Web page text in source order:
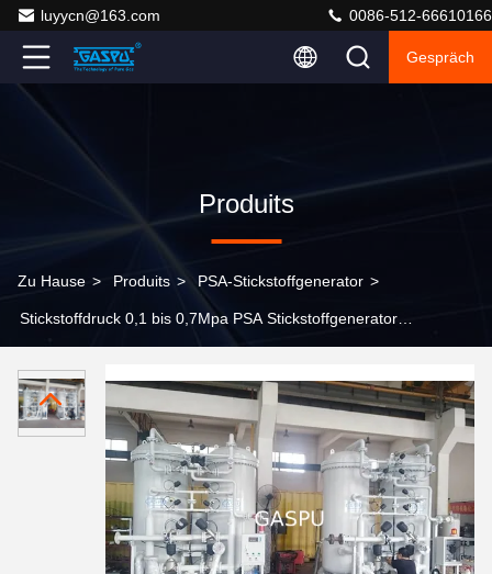
luyycn@163.com 0086-512-66610166
Gespräch
Produits
Zu Hause > Produits > PSA-Stickstoffgenerator >
Stickstoffdruck 0,1 bis 0,7Mpa PSA Stickstoffgenerator
Wärmebehandlung Stahldraht Industrie